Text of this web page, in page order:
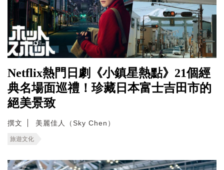
Netflix熱門日劇《小鎮星熱點》21個經
典名場面巡禮！珍藏日本富士吉田市的
絕美景致
撰文 美麗佳人（Sky Chen）
旅遊文化